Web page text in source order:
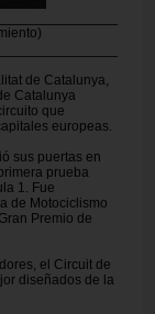
de Catalunya,
Catalunya
que
europeas.
sus puertas en
prueba
1. Fue
de Motociclismo
Premio de
el Circuit de
diseñados de la